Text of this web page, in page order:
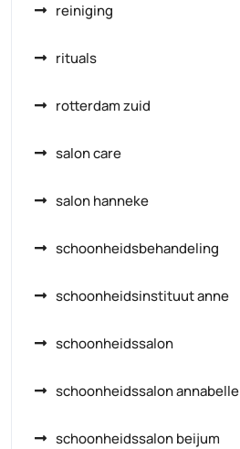
reiniging
rituals
rotterdam zuid
salon care
salon hanneke
schoonheidsbehandeling
schoonheidsinstituut anne
schoonheidssalon
schoonheidssalon annabelle
schoonheidssalon beijum